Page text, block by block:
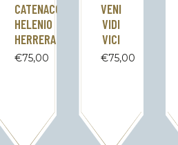
CATENACCIO
HELENIO
HERRERA
€75,00
VENI
VIDI
VICI
€75,00